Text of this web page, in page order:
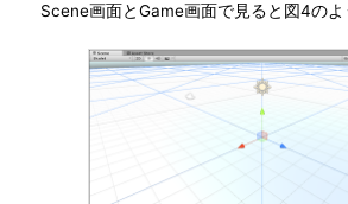
Scene画面とGame画面で見ると図4のよ